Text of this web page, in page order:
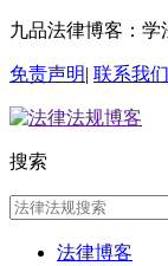
九品法律博客：学
免责声明| 联系我们
搜索
法律博客